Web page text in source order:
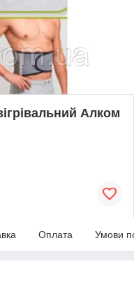
Алком
Оплата Умови